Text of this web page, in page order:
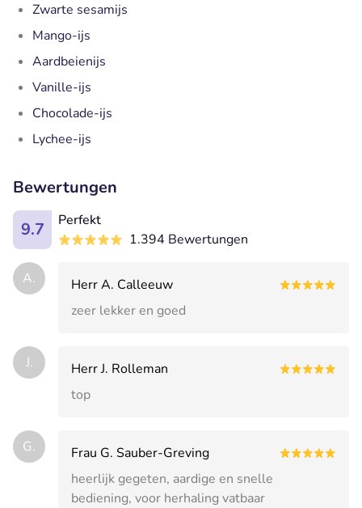
Zwarte sesamijs
Mango-ijs
Aardbeienijs
Vanille-ijs
Chocolade-ijs
Lychee-ijs
Bewertungen
9.7
Perfekt
1.394 Bewertungen
A.
Herr A. Calleeuw
zeer lekker en goed
J.
Herr J. Rolleman
top
G.
Frau G. Sauber-Greving
heerlijk gegeten, aardige en snelle
bediening, voor herhaling vatbaar